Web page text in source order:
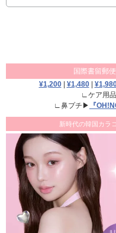
国際書留郵便
¥1,200| ¥1,480|
∟ケア用
∟鼻プチ▶
『
新時代の韓国カラ